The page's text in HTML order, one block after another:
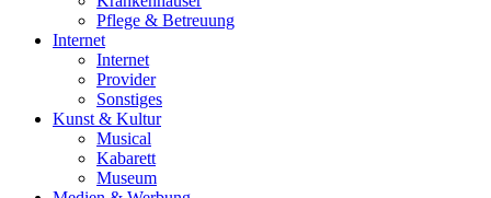
Pflege & Betreuung
Internet
Internet
Provider
Sonstiges
Kunst & Kultur
Musical
Kabarett
Museum